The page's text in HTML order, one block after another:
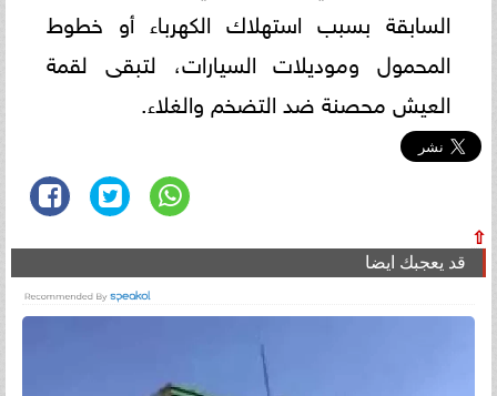
السابقة بسبب استهلاك الكهرباء أو خطوط
المحمول وموديلات السيارات، لتبقى لقمة
العيش محصنة ضد التضخم والغلاء.
⇧
قد يعجبك ايضا